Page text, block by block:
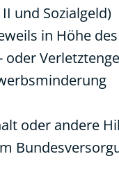
und Sozialgeld)
in Höhe
oder
oder andere